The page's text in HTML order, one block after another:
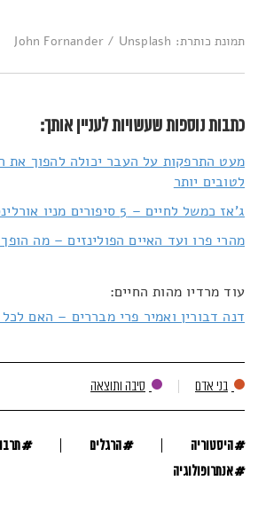
תמונת כותרת: John Fornander / Unsplash
כתבות נוספות שעשויות לעניין אותך:
מעט התרפקות על העבר יכולה להפוך את
לטובים יותר
ג'אז כמשל לחיים – 5 סיפורים מניו אורלינס של המאה ה-20
מהרי פרו ועד האיים הפולינזים – מה
עוד מרדיו מהות החיים:
דנה דבורין ואמיר פרי מבררים – האם
בני אדם סיבה ותוצאה
#היסטוריה #הרגלים #
#אנתרופולוגיה